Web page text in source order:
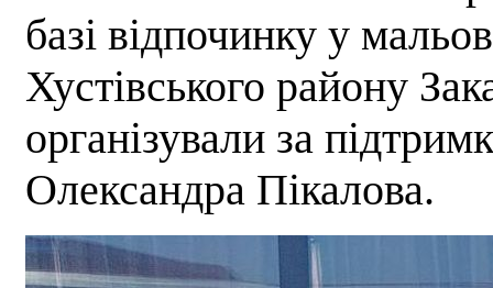
базі відпочинку у
Хустівського району
організували за
Олександра Пікалова.